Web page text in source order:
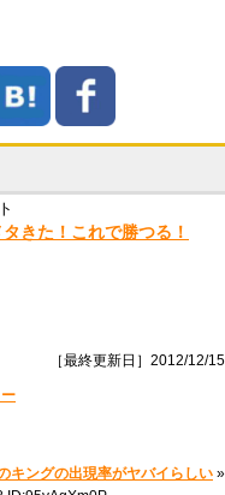
きた！これで勝つる！
［最終更新日］2012/12/15
キングの出現率がヤバイらしい »